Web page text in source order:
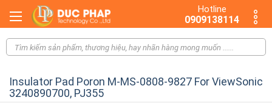
Hotline
0909138114
Insulator Pad Poron M-MS-0808-9827 For ViewSonic
3240890700, PJ355